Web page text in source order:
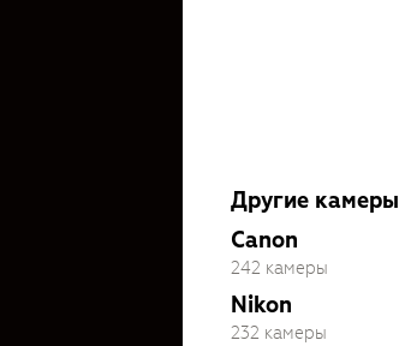
Другие камеры
Canon
242 камеры
Nikon
232 камеры